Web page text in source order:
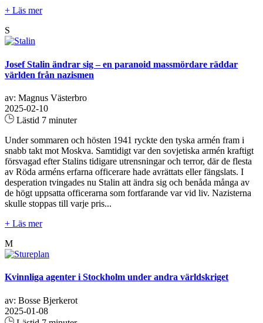
+ Läs mer
S
Josef Stalin ändrar sig – en paranoid massmördare räddar
världen från nazismen
av: Magnus Västerbro
2025-02-10
Lästid 7 minuter
Under sommaren och hösten 1941 ryckte den tyska armén fram i
snabb takt mot Moskva. Samtidigt var den sovjetiska armén kraftigt
försvagad efter Stalins tidigare utrensningar och terror, där de flesta
av Röda arméns erfarna officerare hade avrättats eller fängslats. I
desperation tvingades nu Stalin att ändra sig och benåda många av
de högt uppsatta officerarna som fortfarande var vid liv. Nazisterna
skulle stoppas till varje pris...
+ Läs mer
M
Kvinnliga agenter i Stockholm under andra världskriget
av: Bosse Bjerkerot
2025-01-08